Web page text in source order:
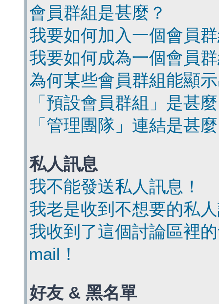
會員群組是甚麼？
我要如何加入一個會員
我要如何成為一個會員
為何某些會員群組能顯
「預設會員群組」是甚
「管理團隊」連結是甚
私人訊息
我不能發送私人訊息！
我老是收到不想要的私
我收到了這個討論區裡
mail！
好友 & 黑名單